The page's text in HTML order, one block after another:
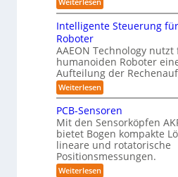
n
L
g
i
s
t
i
k
o
e
r
o
b
o
t
i
k
ty
.
a
u
c
n
Z
e
i
t
n
v
o
n
K
I
w
G
e
r
t
e
f
ü
r
S
y
s
t
e
m
i
n
Intelligente Steuerung
Roboter
AAEON Technology
humanoiden Roboter
Aufteilung der
Weiterlesen:
I
t
e
l
l
i
g
PCB-Sensoren
Mit den Sensorköpfen
bietet Bogen kompakte
lineare und rotatorische
Positionsmessungen.
Weiterlesen: